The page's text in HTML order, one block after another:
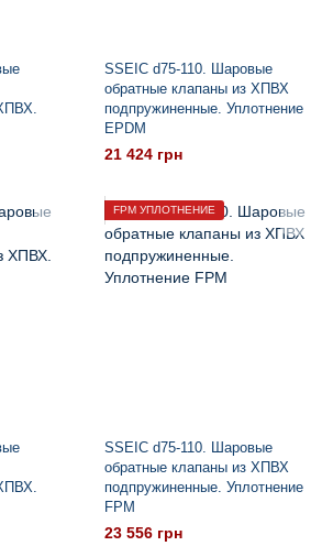
SSEIC d75-110. Шаровые
обратные клапаны из ХПВХ
подпружиненные. Уплотнение
EPDM
21 424 грн
FPM УПЛОТНЕНИЕ
SSEIC d75-110. Шаровые
обратные клапаны из ХПВХ
подпружиненные. Уплотнение
FPM
23 556 грн